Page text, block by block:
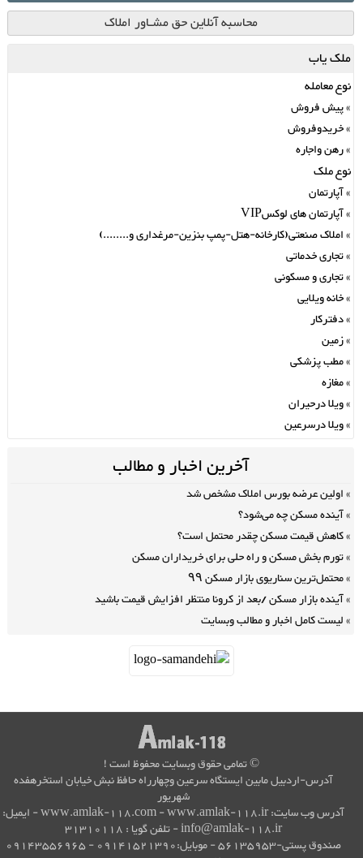
محاسبه آنلاین حق مشـاور املاک
ملک یاب
نوع معامله
پیش فروش
خریدوفروش
رهن واجاره
نوع ملک
آپارتمان
آپارتمان های لوکسVIP
املاک صنعتی(کارخانه-هتل-پمپ بنزین-مرغداری و........)
تجاری خدماتی
تجاری و مسکونی
خانه ویلایی
دفترکار
زمین
مطب پزشکی
مغازه
ویلا درحیران
ویلا درسرعین
آخرین اخبار و مطالب
اولین عرضه بورس املاک مشخص شد
آینده مسکن چه می‌شود؟
کاهش قیمت مسکن چقدر محتمل است؟
تورم بخش مسکن و راه حلی برای خریداران مسکن
محتمل‌ترین سناریوی بازار مسکن ۹۹
آینده بازار مسکن /بعد از کرونا منتظر افزایش قیمت باشید
لیست کامل اخبار و مطالب وبسایت
© تمامی حقوق وبسایت محفوظ است !
آدرس-اردبیل مابین ایستگاه سرعین وچهارراه حافظ نبش خیابان استخرهفده
شهریور
آدرس وب سایت: www.amlak-118.com - www.amlak-118.ir - ایمیل:
info@amlak-118.ir - تلفن گویا : 31310118
صندوق پستی-56135953 - موبایل:09141521390 - 09143556965